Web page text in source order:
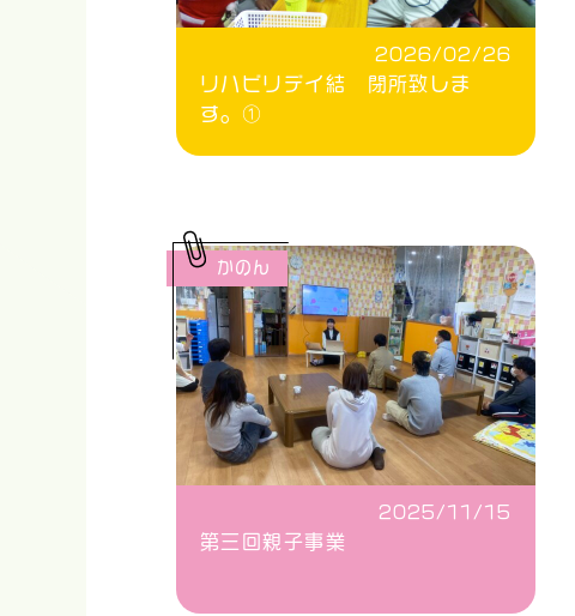
2026/02/26
リハビリデイ結 閉所致しま
す。①
2025/11/15
第三回親子事業
かのん